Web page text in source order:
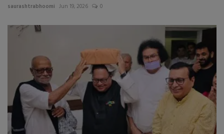
saurashtrabhoomi Jun 19, 2026 0